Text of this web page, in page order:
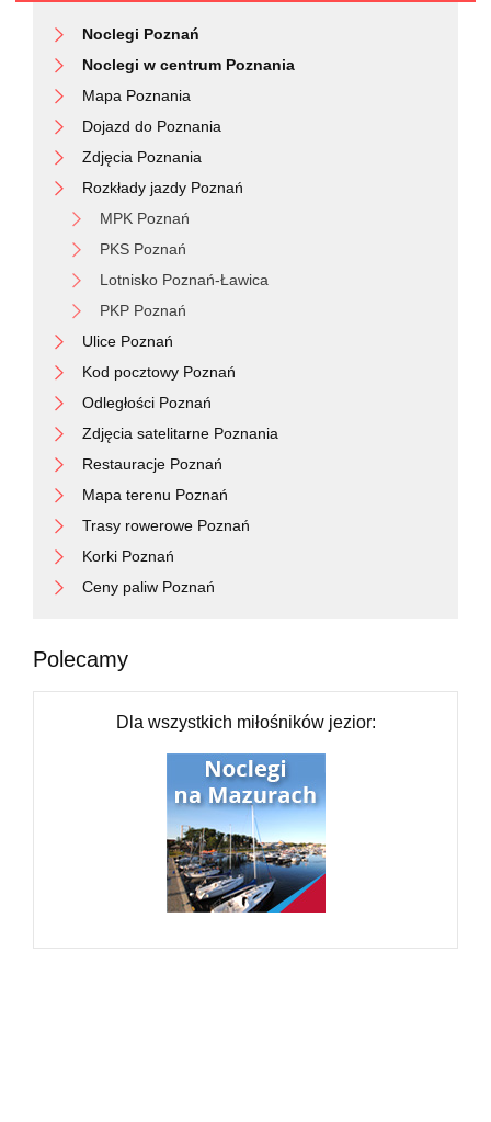
Noclegi Poznań
Noclegi w centrum Poznania
Mapa Poznania
Dojazd do Poznania
Zdjęcia Poznania
Rozkłady jazdy Poznań
MPK Poznań
PKS Poznań
Lotnisko Poznań-Ławica
PKP Poznań
Ulice Poznań
Kod pocztowy Poznań
Odległości Poznań
Zdjęcia satelitarne Poznania
Restauracje Poznań
Mapa terenu Poznań
Trasy rowerowe Poznań
Korki Poznań
Ceny paliw Poznań
Polecamy
Dla wszystkich miłośników jezior: